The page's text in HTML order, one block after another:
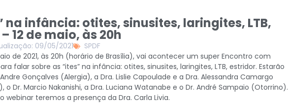
na infância: otites, sinusites, laringites, LTB,
12 de maio, às 20h
09/05/2021
SPDF
de 2021, às 20h (horário de Brasília), vai acontecer um super Encontro com
falar sobre as “ites” na infância: otites, sinusites, laringites, LTB, estridor. Estarão
Gonçalves (Alergia), a Dra. Lislie Capoulade e a Dra. Alessandra Camargo
o Dr. Marcio Nakanishi, a Dra. Luciana Watanabe e o Dr. André Sampaio (Otorrino).
webinar teremos a presença da Dra. Carla Livia.